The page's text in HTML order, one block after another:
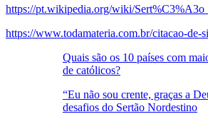
https://pt.wikipedia.org/wiki/
https://www.todamateria.com.br/citacao-de-
Quais são os 10 países com
de católicos?
“Eu não sou crente, graças a
desafios do Sertão Nordestino